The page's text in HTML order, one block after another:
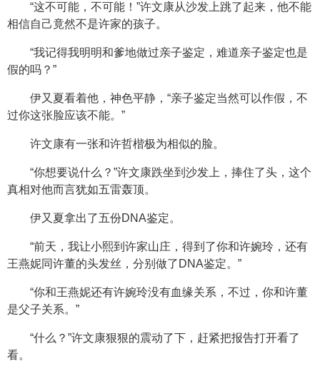
“这不可能，不可能！”许文康从沙发上跳了起来，他不能
相信自己竟然不是许家的孩子。
“我记得我明明和爹地做过亲子鉴定，难道亲子鉴定也是
假的吗？”
伊又夏看着他，神色平静，“亲子鉴定当然可以作假，不
过你这张脸应该不能。”
许文康有一张和许哲楷极为相似的脸。
“你想要说什么？”许文康跌坐到沙发上，捧住了头，这个
真相对他而言犹如五雷轰顶。
伊又夏拿出了五份DNA鉴定。
“前天，我让小熙到许家山庄，得到了你和许婉玲，还有
王燕妮同许董的头发丝，分别做了DNA鉴定。”
“你和王燕妮还有许婉玲没有血缘关系，不过，你和许董
是父子关系。”
“什么？”许文康狠狠的震动了下，赶紧把报告打开看了
看。